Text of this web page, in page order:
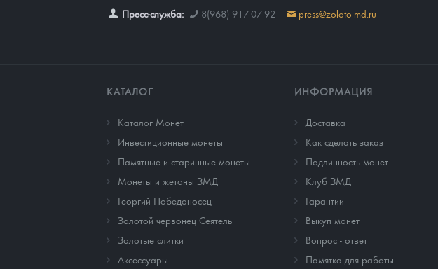
Пресс-служба: 8(968) 917-07-92 press@zoloto-md.ru
КАТАЛОГ
Каталог Монет
Инвестиционные монеты
Памятные и старинные монеты
Монеты и жетоны ЗМД
Георгий Победоносец
Золотой червонец Сеятель
Золотые слитки
Аксессуары
ИНФОРМАЦИЯ
Доставка
Как сделать заказ
Подлинность монет
Клуб ЗМД
Гарантии
Выкуп монет
Вопрос - ответ
Памятка для работы